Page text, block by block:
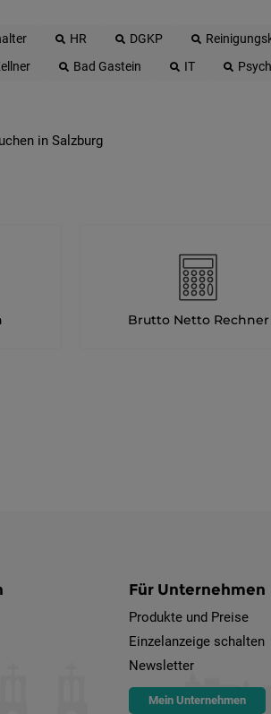
HR DGKP
Bad Gastein IT
in Salzburg
Brutto Netto Rechner
Für Unternehmen
Produkte und Preise
Einzelanzeige schalten
Newsletter
Mein Unternehmen